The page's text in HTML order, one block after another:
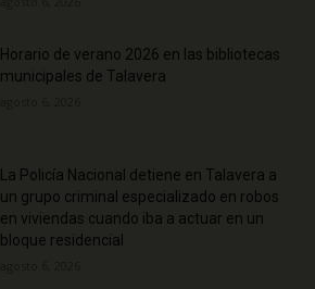
Horario de verano 2026 en las bibliotecas
municipales de Talavera
La Policía Nacional detiene en Talavera a
un grupo criminal especializado en robos
en viviendas cuando iba a actuar en un
bloque residencial